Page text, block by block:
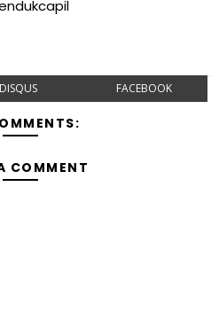
DISQUS FACEBOOK
COMMENT